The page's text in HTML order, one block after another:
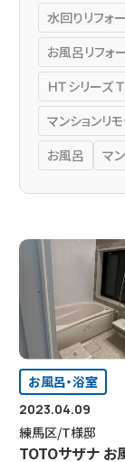
水回りリフォ
お風呂リフォ
ＨＴシリーズ
マンションリ
お風呂
マ
お風呂・浴室
2023.04.09
練馬区/T様邸
TOTOサザナ お